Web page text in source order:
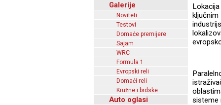
Galerije
Noviteti
Testovi
Domaće premijere
Sajam
WRC
Formula 1
Evropski reli
Domaći reli
Kružne i brdske
Auto oglasi
sisteme